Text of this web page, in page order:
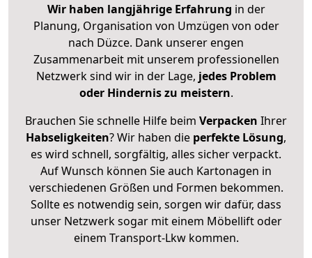
Wir haben langjährige Erfahrung in der
Planung, Organisation von Umzügen von oder
nach Düzce. Dank unserer engen
Zusammenarbeit mit unserem professionellen
Netzwerk sind wir in der Lage, jedes Problem
oder Hindernis zu meistern.
Brauchen Sie schnelle Hilfe beim Verpacken Ihrer
Habseligkeiten? Wir haben die perfekte Lösung,
es wird schnell, sorgfältig, alles sicher verpackt.
Auf Wunsch können Sie auch Kartonagen in
verschiedenen Größen und Formen bekommen.
Sollte es notwendig sein, sorgen wir dafür, dass
unser Netzwerk sogar mit einem Möbellift oder
einem Transport-Lkw kommen.